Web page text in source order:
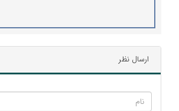
ارسال نظر